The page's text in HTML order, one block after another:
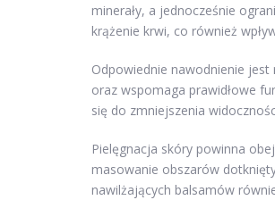
minerały, a jednocześnie
krążenie krwi, co również
Odpowiednie nawodnienie
oraz wspomaga prawidłowe
się do zmniejszenia
Pielęgnacja skóry powinna
masowanie obszarów
nawilżających balsamów